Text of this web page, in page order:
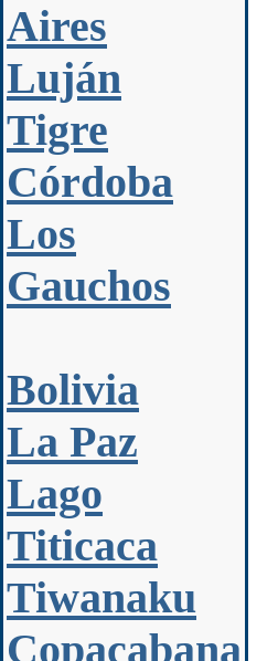
Aires
Luján
Tigre
Córdoba
Los
Gauchos
Bolivia
La Paz
Lago
Titicaca
Tiwanaku
Copacabana